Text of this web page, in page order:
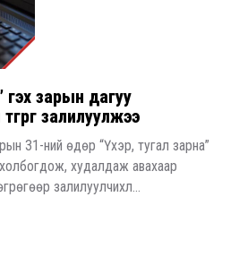
гэх зарын дагуу
залилуулжээ
31-ний өдөр “Үхэр, тугал зарна”
холбогдож, худалдаж авахаар
залилуулчихл...